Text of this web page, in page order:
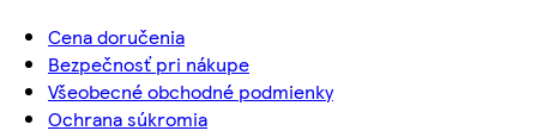
Cena doručenia
Bezpečnosť pri nákupe
Všeobecné obchodné podmienky
Ochrana súkromia